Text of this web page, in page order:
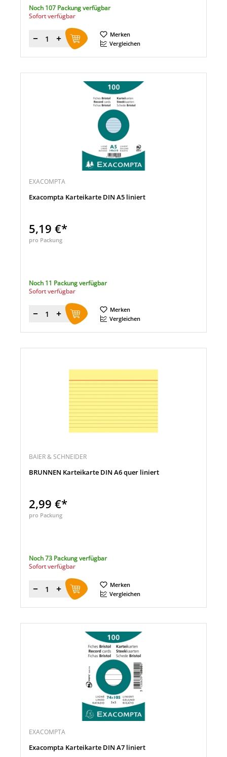
Noch 107 Packung verfügbar
Sofort verfügbar
Menge
Merken
Vergleichen
EXACOMPTA
Exacompta Karteikarte DIN A5 liniert
5,19 €*
pro Packung
Noch 11 Packung verfügbar
Sofort verfügbar
Menge
Merken
Vergleichen
BAIER & SCHNEIDER
BRUNNEN Karteikarte DIN A6 quer liniert
2,99 €*
pro Packung
Noch 73 Packung verfügbar
Sofort verfügbar
Menge
Merken
Vergleichen
EXACOMPTA
Exacompta Karteikarte DIN A7 liniert